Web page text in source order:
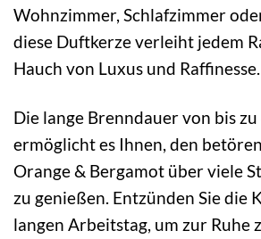
Wohnzimmer, Schlafzimmer
diese Duftkerze verleiht jedem
Hauch von Luxus und Raffinesse.
Die lange Brenndauer von bis
ermöglicht es Ihnen, den
Orange & Bergamot über viele
zu genießen. Entzünden Sie die
langen Arbeitstag, um zur Ruhe